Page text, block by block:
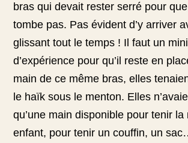
bras qui devait rester serré pour
tombe pas. Pas évident d’y arriver
glissant tout le temps ! Il faut un
d’expérience pour qu’il reste en
main de ce même bras, elles
le haïk sous le menton. Elles
qu’une main disponible pour tenir la
enfant, pour tenir un couffin, un